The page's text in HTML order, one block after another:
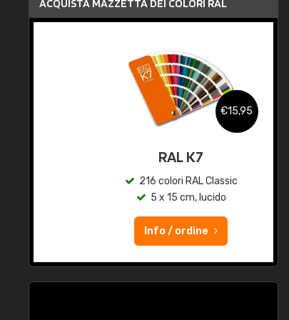
ACQUISTA MAZZETTA DEI COLORI RAL
€15,95
RAL K7
216 colori RAL Classic
5 x 15 cm, lucido
Info / ordine